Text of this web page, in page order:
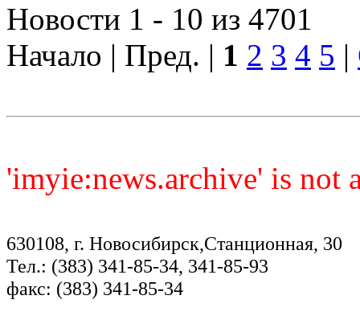
Новости 1 - 10 из 4701
Начало | Пред. | 1 2 3 4 5 |
'imyie:news.archive' is not
630108, г. Новосибирск,Станционная, 30
Тел.: (383) 341-85-34, 341-85-93
факс: (383) 341-85-34